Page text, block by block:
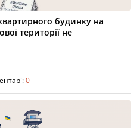
будинку на
території не
0